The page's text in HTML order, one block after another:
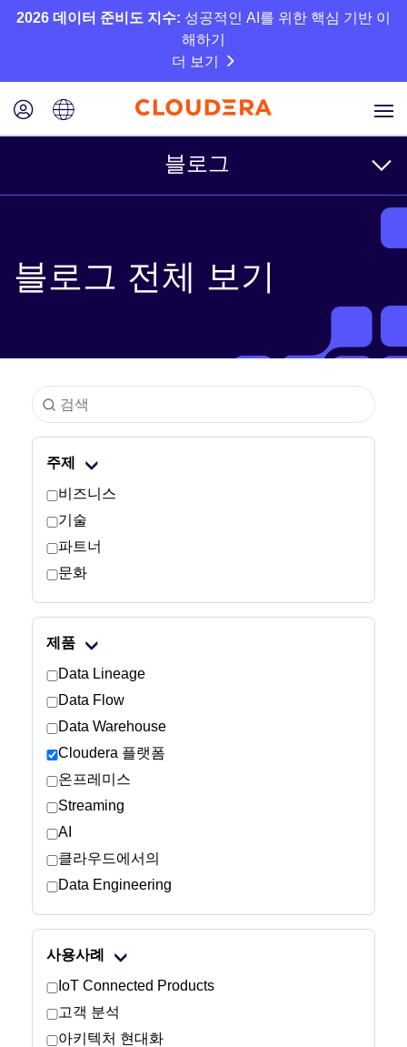
2026 데이터 준비도 지수: 성공적인 AI를 위한 핵심 기반 이
해하기
더 보기
블로그
비즈니스
산업
금융 서비스
제조
보험
통신
기술
공공 부문
의료
교육
뉴스룸
블로그 전체 보기
주제
비즈니스
기술
파트너
문화
제품
Data Lineage
Data Flow
Data Warehouse
Cloudera 플랫폼
온프레미스
Streaming
AI
클라우드에서의
Data Engineering
사용사례
IoT Connected Products
고객 분석
아키텍처 현대화